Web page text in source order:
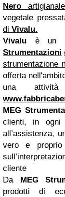
Nero
vegetale
di Vivalu.
Vivalu è un
Strumentazioni
strumentazione
offerta
una
MEG
clienti, in ogni
all’assistenza,
vero e
cliente
Da
MEG
prodotti di